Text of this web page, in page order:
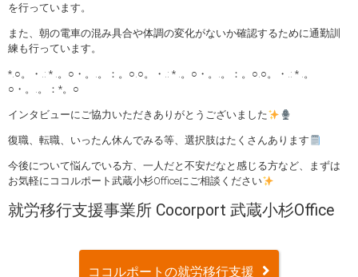
を行っています。
また、朝の電車の混み具合や体調の変化がないか確認するために通勤訓
練も行っています。
*.○。・.: * .。○・。.。：。○.○。・.: * .。○・。.。：。○.○。・.: * .。
○・。.。：*。○
インタビューにご協力いただきありがとうございました
復職、転職、いったん休んでみる等、選択肢はたくさんあります
今後について悩んでいる方、一人だと不安だなと感じる方など、まずは
お気軽にココルポート武蔵小杉Officeにご相談ください
就労移行支援事業所 Cocorport 武蔵小杉Office
ココルポートの就労移行支援